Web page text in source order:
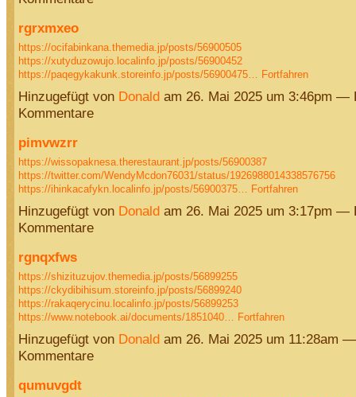
rgrxmxeo
https://ocifabinkana.themedia.jp/posts/56900505
https://xutyduzowujo.localinfo.jp/posts/56900452
https://paqegykakunk.storeinfo.jp/posts/56900475…
Fortfahren
Hinzugefügt von Donaldam 26. Mai 2025 um 3:46pm —
Kommentare
pimvwzrr
https://wissopaknesa.therestaurant.jp/posts/56900387
https://twitter.com/WendyMcdon76031/status/1926988014338576756
https://ihinkacafykn.localinfo.jp/posts/56900375…
Fortfahren
Hinzugefügt von Donaldam 26. Mai 2025 um 3:17pm —
Kommentare
rgnqxfws
https://shizituzujov.themedia.jp/posts/56899255
https://ckydibihisum.storeinfo.jp/posts/56899240
https://rakaqerycinu.localinfo.jp/posts/56899253
https://www.notebook.ai/documents/1851040…
Fortfahren
Hinzugefügt von Donaldam 26. Mai 2025 um 11:28am
Kommentare
qumuvgdt